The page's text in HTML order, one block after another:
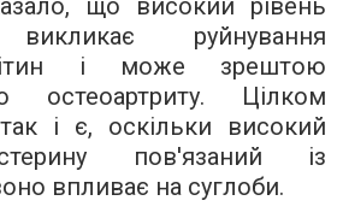
викликає руйнування
і може зрештою
остеоартриту. Цілком
і є, оскільки високий
пов'язаний із
впливає на суглоби.